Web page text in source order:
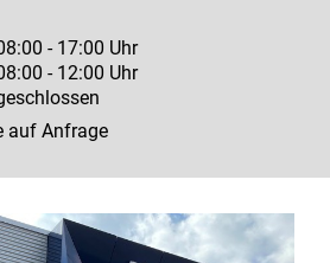
- 17:00 Uhr
- 12:00 Uhr
auf Anfrage